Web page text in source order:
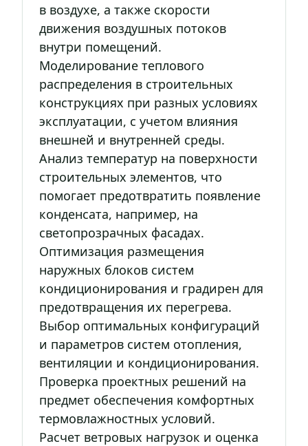
в воздухе, а также скорости
движения воздушных потоков
внутри помещений.
Моделирование теплового
распределения в строительных
конструкциях при разных условиях
эксплуатации, с учетом влияния
внешней и внутренней среды.
Анализ температур на поверхности
строительных элементов, что
помогает предотвратить появление
конденсата, например, на
светопрозрачных фасадах.
Оптимизация размещения
наружных блоков систем
кондиционирования и градирен для
предотвращения их перегрева.
Выбор оптимальных конфигураций
и параметров систем отопления,
вентиляции и кондиционирования.
Проверка проектных решений на
предмет обеспечения комфортных
термовлажностных условий.
Расчет ветровых нагрузок и оценка